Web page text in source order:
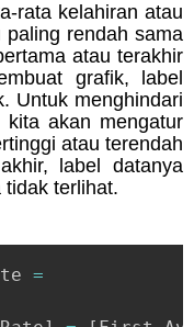
rata kelahiran atau
paling rendah sama
atau terakhir
grafik, label
Untuk menghindari
kita akan mengatur
atau terendah
label datanya
terlihat.
=